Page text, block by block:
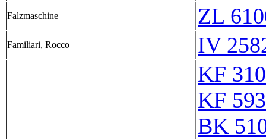
Falzmaschine ZL
Familiari, Rocco
IV
KF
KF
BK